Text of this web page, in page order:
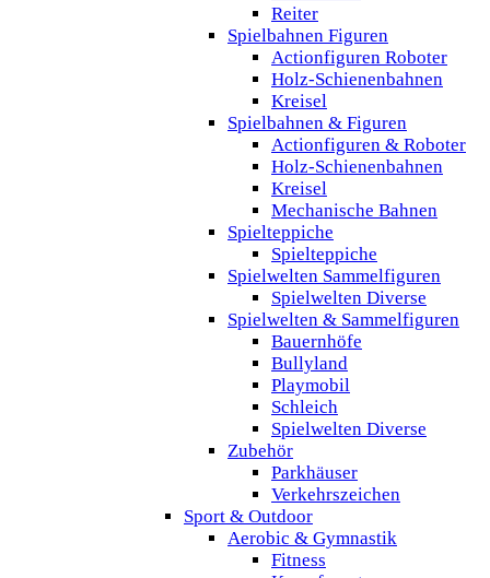
Reiter
Spielbahnen Figuren
Actionfiguren Roboter
Holz-Schienenbahnen
Kreisel
Spielbahnen & Figuren
Actionfiguren & Roboter
Holz-Schienenbahnen
Kreisel
Mechanische Bahnen
Spielteppiche
Spielteppiche
Spielwelten Sammelfiguren
Spielwelten Diverse
Spielwelten & Sammelfiguren
Bauernhöfe
Bullyland
Playmobil
Schleich
Spielwelten Diverse
Zubehör
Parkhäuser
Verkehrszeichen
Sport & Outdoor
Aerobic & Gymnastik
Fitness